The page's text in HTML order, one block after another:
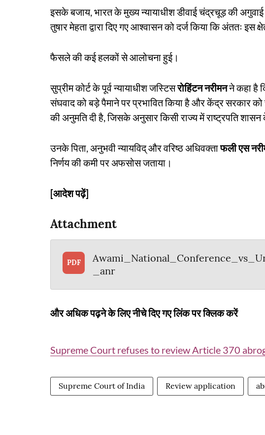
इसके बजाय, भारत के मुख्य न्यायाधीश डीवाई चंद्रचूड़ की
तुषार मेहता द्वारा दिए गए आश्वासन को दर्ज किया कि अंततः इस
फैसले की कई हलकों से आलोचना हुई।
सुप्रीम कोर्ट के पूर्व न्यायाधीश जस्टिसरोहिंटन नरीमनने कहा है
संघवाद को बड़े पैमाने पर प्रभावित किया है और केंद्र सरकार
की अनुमति दी है, जिसके अनुसार किसी राज्य में राष्ट्रपति
उनके पिता, अनुभवी न्यायविद् और वरिष्ठ अधिवक्ताफली एस
निर्णय की कमी पर अफसोस जताया।
[आदेश पढ़ें]
Attachment
PDF
_anr
और अधिक पढ़ने के लिए नीचे दिए गए लिंक पर क्लिक करें
Supreme Court refuses to review Article 370
Supreme Court of India Review application